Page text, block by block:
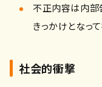
不正内容は内部
きっかけとなっ
社会的衝撃